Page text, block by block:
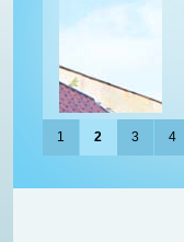
1 2 3 4